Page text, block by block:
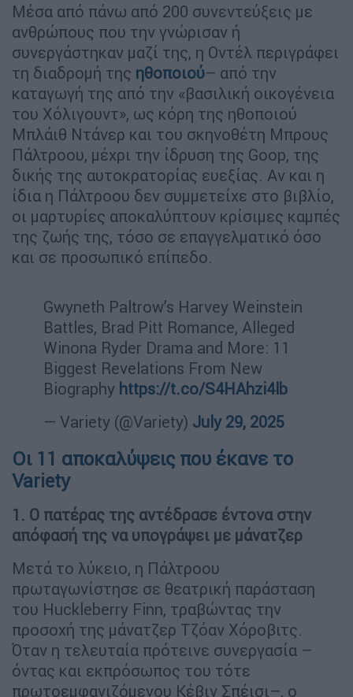
Μέσα από πάνω από 200 συνεντεύξεις με
ανθρώπους που την γνώρισαν ή
συνεργάστηκαν μαζί της, η Οντέλ περιγράφει
τη διαδρομή της ηθοποιού– από την
καταγωγή της από την «βασιλική οικογένεια
του Χόλιγουντ», ως κόρη της ηθοποιού
Μπλάιθ Ντάνερ και του σκηνοθέτη Μπρους
Πάλτροου, μέχρι την ίδρυση της Goop, της
δικής της αυτοκρατορίας ευεξίας. Αν και η
ίδια η Πάλτροου δεν συμμετείχε στο βιβλίο,
οι μαρτυρίες αποκαλύπτουν κρίσιμες καμπές
της ζωής της, τόσο σε επαγγελματικό όσο
και σε προσωπικό επίπεδο.
Gwyneth Paltrow’s Harvey Weinstein
Battles, Brad Pitt Romance, Alleged
Winona Ryder Drama and More: 11
Biggest Revelations From New
Biography https://t.co/S4HAhzi4lb
— Variety (@Variety) July 29, 2025
Οι 11 αποκαλύψεις που έκανε το
Variety
1. Ο πατέρας της αντέδρασε έντονα στην
απόφασή της να υπογράψει με μάνατζερ
Μετά το λύκειο, η Πάλτροου
πρωταγωνίστησε σε θεατρική παράσταση
του Huckleberry Finn, τραβώντας την
προσοχή της μάνατζερ Τζόαν Χόροβιτς.
Όταν η τελευταία πρότεινε συνεργασία –
όντας και εκπρόσωπος του τότε
πρωτοεμφανιζόμενου Κέβιν Σπέισι–, ο